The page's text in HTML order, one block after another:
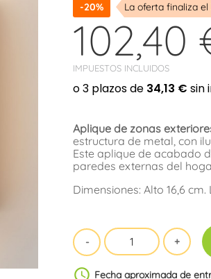
-20% La oferta finaliza el
102,40
IMPUESTOS INCLUIDOS
Aplique de zonas
estructura de metal, con
Este aplique de acabado
paredes externas del
Dimensiones: Alto 16,6
schedule Fecha aproximada de